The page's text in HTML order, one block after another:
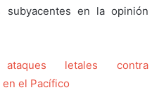
en la opinión
letales contra
en el Pacífico